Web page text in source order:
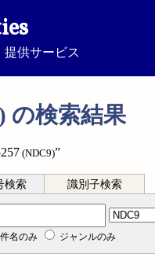
提供サービス
の検索結果
(NDC9)”
検索 識別子検索
名のみ ジャンルのみ